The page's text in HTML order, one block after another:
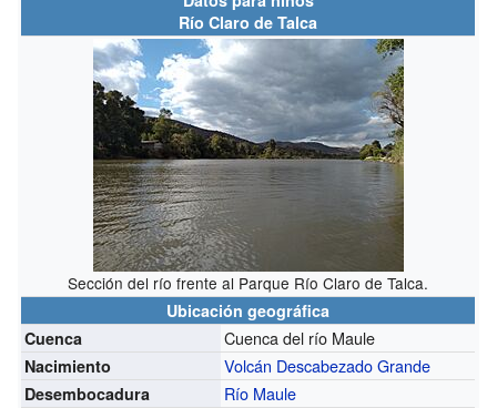
Río Claro de Talca
Sección del río frente al Parque Río Claro de Talca.
Ubicación geográfica
Cuenca
Cuenca del río Maule
Nacimiento Volcán Descabezado Grande
Desembocadura Río Maule